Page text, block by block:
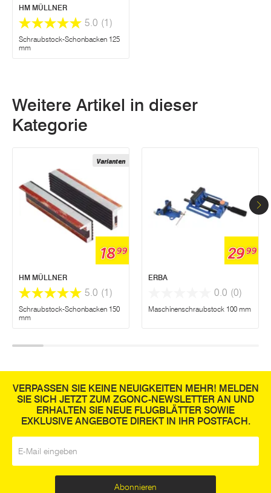
HM MÜLLNER
5.0 (1)
Schraubstock-Schonbacken 125
mm
Weitere Artikel in dieser
Kategorie
Varianten
1899
HM MÜLLNER
5.0 (1)
Schraubstock-Schonbacken 150
mm
2999
ERBA
0.0 (0)
Maschinenschraubstock 100 mm
VERPASSEN SIE KEINE NEUIGKEITEN MEHR! MELDEN
SIE SICH JETZT ZUM ZGONC-NEWSLETTER AN UND
ERHALTEN SIE NEUE FLUGBLÄTTER SOWIE
EXKLUSIVE ANGEBOTE DIREKT IN IHR POSTFACH.
Abonnieren